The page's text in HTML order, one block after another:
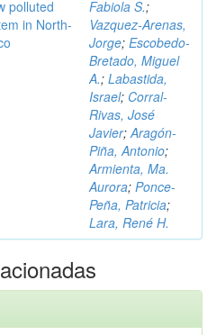
polluted
in North-
Fabiola S.;
Vazquez-Arenas,
Jorge; Escobedo-
Bretado, Miguel
A.; Labastida,
Israel; Corral-
Rivas, José
Javier;Aragón-
Piña, Antonio;
Armienta, Ma.
Aurora; Ponce-
Peña, Patricia;
Lara, René H.